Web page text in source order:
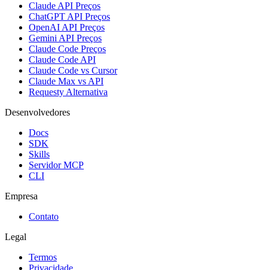
Claude API Preços
ChatGPT API Preços
OpenAI API Preços
Gemini API Preços
Claude Code Preços
Claude Code API
Claude Code vs Cursor
Claude Max vs API
Requesty Alternativa
Desenvolvedores
Docs
SDK
Skills
Servidor MCP
CLI
Empresa
Contato
Legal
Termos